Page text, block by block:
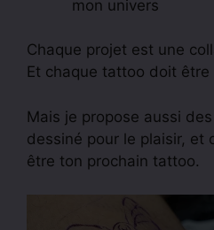
mon univers
Chaque projet est une
Et chaque tattoo doit être
Mais je propose aussi des
dessiné pour le plaisir, et
être ton prochain tattoo.